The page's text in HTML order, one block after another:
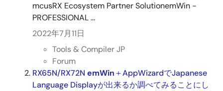
mcusRX Ecosystem Partner SolutionemWin -
PROFESSIONAL ...
2022年7月11日
Tools & Compiler JP
Forum
RX65N/RX72N emWin ＋AppWizardでJapanese
Language Displayが出来るか調べてみることにし